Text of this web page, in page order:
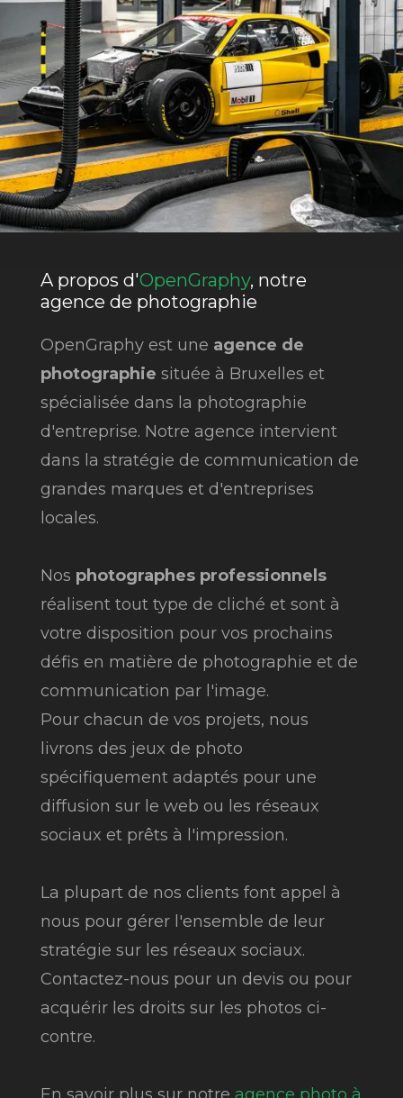
A propos d'OpenGraphy, notre
agence de photographie
OpenGraphy est une agence de
photographie située à Bruxelles et
spécialisée dans la photographie
d'entreprise. Notre agence intervient
dans la stratégie de communication de
grandes marques et d'entreprises
locales.
Nos photographes professionnels
réalisent tout type de cliché et sont à
votre disposition pour vos prochains
défis en matière de photographie et de
communication par l'image.
Pour chacun de vos projets, nous
livrons des jeux de photo
spécifiquement adaptés pour une
diffusion sur le web ou les réseaux
sociaux et prêts à l'impression.
La plupart de nos clients font appel à
nous pour gérer l'ensemble de leur
stratégie sur les réseaux sociaux.
Contactez-nous pour un devis ou pour
acquérir les droits sur les photos ci-
contre.